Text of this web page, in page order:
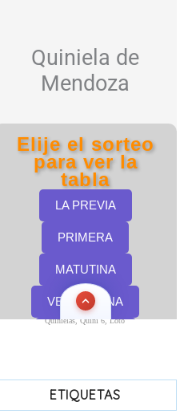
Quinielas, Quini 6, Loto
ETIQUETAS